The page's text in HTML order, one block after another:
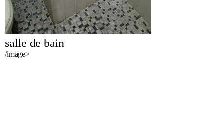
salle de bain
/image>